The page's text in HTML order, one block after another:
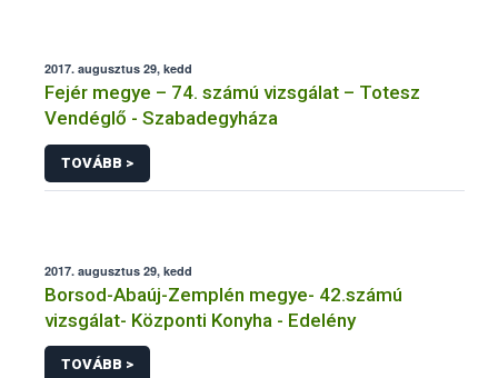
2017. augusztus 29, kedd
Fejér megye – 74. számú vizsgálat – Totesz
Vendéglő - Szabadegyháza
TOVÁBB >
2017. augusztus 29, kedd
Borsod-Abaúj-Zemplén megye- 42.számú
vizsgálat- Központi Konyha - Edelény
TOVÁBB >